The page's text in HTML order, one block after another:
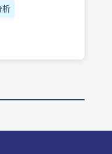
析